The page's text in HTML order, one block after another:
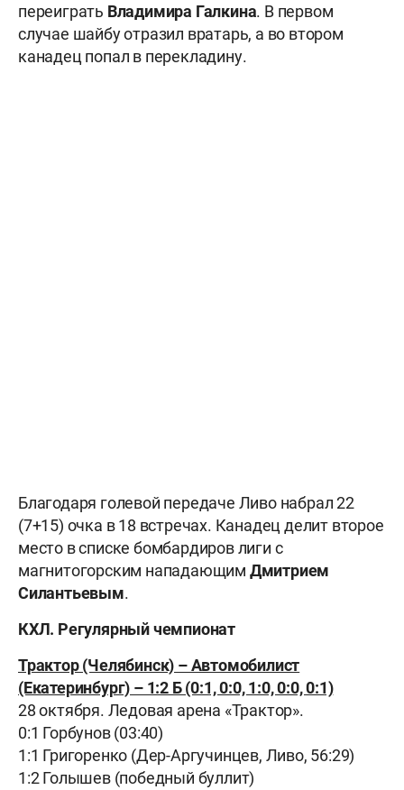
переиграть Владимира Галкина. В первом
случае шайбу отразил вратарь, а во втором
канадец попал в перекладину.
Благодаря голевой передаче Ливо набрал 22
(7+15) очка в 18 встречах. Канадец делит второе
место в списке бомбардиров лиги с
магнитогорским нападающим Дмитрием
Силантьевым.
КХЛ. Регулярный чемпионат
Трактор (Челябинск) – Автомобилист
(Екатеринбург) – 1:2 Б (0:1, 0:0, 1:0, 0:0, 0:1)
28 октября. Ледовая арена «Трактор».
0:1 Горбунов (03:40)
1:1 Григоренко (Дер-Аргучинцев, Ливо, 56:29)
1:2 Голышев (победный буллит)